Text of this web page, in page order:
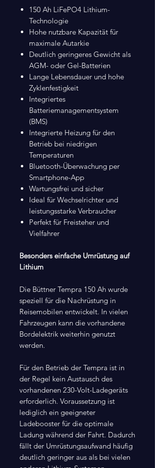
150 Ah LiFePO4 Lithium-
Technologie
Hohe nutzbare Kapazität für
maximale Autarkie
Deutlich geringeres Gewicht als
AGM- oder Gel-Batterien
Lange Lebensdauer und hohe
Zyklenfestigkeit
Integriertes
Batteriemanagementsystem
(BMS)
Integrierte Heizung für den
Betrieb bei niedrigen
Temperaturen
Bluetooth-Überwachung per
Smartphone-App
Wartungsfrei und sicher
Ideal für Wechselrichter und
leistungsstarke Verbraucher
Perfekt für Freisteher und
Vielfahrer
Besonders einfache Umrüstung auf
Lithium
Die Büttner Tempra 150 Ah wurde
speziell für die Nachrüstung in
Reisemobilen entwickelt. In vielen
Fahrzeugen kann die vorhandene
Bordelektrik weiterhin genutzt
werden.
Für den Betrieb der Tempra ist in
der Regel kein Austausch des
vorhandenen 230-Volt-Ladegeräts
erforderlich. Voraussetzung ist
lediglich ein geeigneter
Ladebooster für die optimale
Ladung während der Fahrt. Dadurch
fällt der Umrüstungsaufwand häufig
deutlich geringer aus als bei vielen